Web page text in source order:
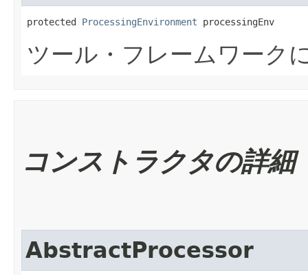
protected ProcessingEnvironment processingEnv
ツール・フレームワーク
コンストラクタの詳細
AbstractProcessor